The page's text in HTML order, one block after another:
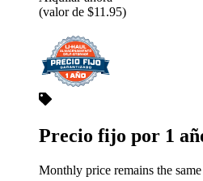
(valor de $11.95)
Precio fijo por 1
Monthly price remains the